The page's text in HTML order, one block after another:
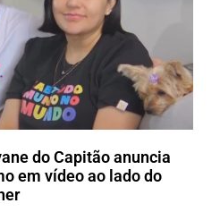
do Capitão anuncia
em vídeo ao lado do